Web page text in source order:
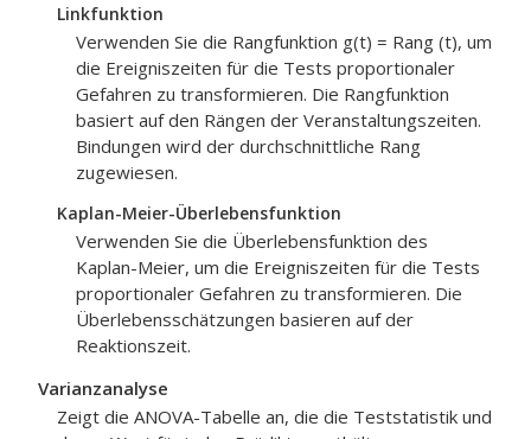
Linkfunktion
Verwenden Sie die Rangfunktion g(t) = Rang (t), um
die Ereigniszeiten für die Tests proportionaler
Gefahren zu transformieren. Die Rangfunktion
basiert auf den Rängen der Veranstaltungszeiten.
Bindungen wird der durchschnittliche Rang
zugewiesen.
Kaplan-Meier-Überlebensfunktion
Verwenden Sie die Überlebensfunktion des
Kaplan-Meier, um die Ereigniszeiten für die Tests
proportionaler Gefahren zu transformieren. Die
Überlebensschätzungen basieren auf der
Reaktionszeit.
Varianzanalyse
Zeigt die ANOVA-Tabelle an, die die Teststatistik und